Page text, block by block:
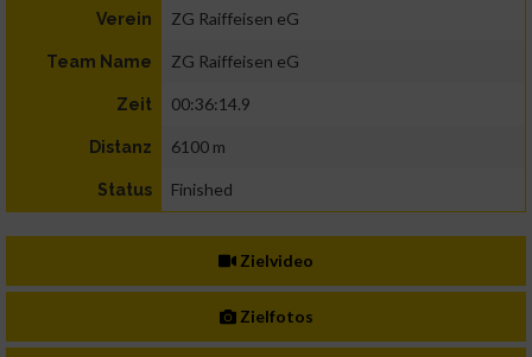
Verein ZG Raiffeisen eG
Team Name ZG Raiffeisen eG
Zeit 00:36:14.9
Distanz 6100 m
Status Finished
Zielvideo
Zielfotos